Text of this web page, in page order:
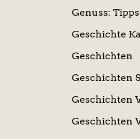
Genuss:
Geschichte
Geschichten
Geschichten
Geschichten
Geschichten